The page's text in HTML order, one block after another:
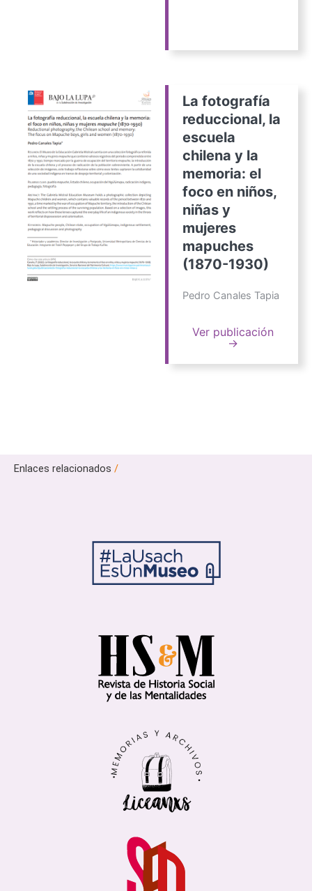
La fotografía
reduccional, la
escuela
chilena y la
memoria: el
foco en niños,
niñas y
mujeres
mapuches
(1870-1930)
Pedro Canales Tapia
Ver publicación
→
Enlaces relacionados /